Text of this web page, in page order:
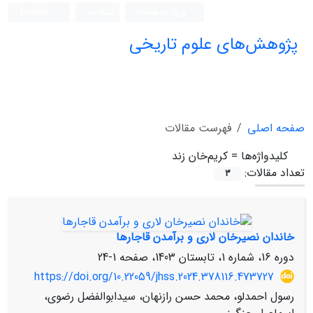
پژوهش‌های علوم تاریخی
صفحه اصلی
فهرست مقالات
کلیدواژه‌ها = کریم‌خان زند
تعداد مقالات:
3
خاندان نصیرخان لاری و برآمدن قاجارها
دوره 16، شماره 1، تابستان 1403، صفحه
1-24
https://doi.org/10.22059/jhss.2024.378116.473727
رسول احمدلو، محمد حسن رازنهان، سیدابوالفضل رضوی،